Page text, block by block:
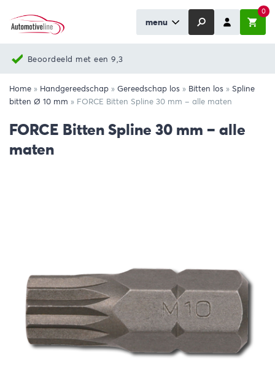
menu
0
Nieuwste producten
Home » Handgereedschap » Gereedschap los » Bitten los » Spline
bitten Ø 10 mm » FORCE Bitten Spline 30 mm – alle maten
FORCE Bitten Spline 30 mm – alle
maten